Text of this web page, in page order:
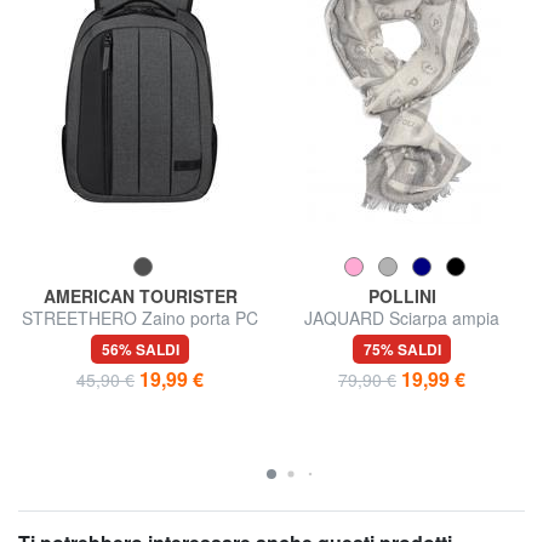
AMERICAN TOURISTER
STREETHERO Zaino porta PC
14"
56% SALDI
45,90 € 19,99 €
POLLINI
JAQUARD Sciarpa ampia
75% SALDI
79,90 € 19,99 €